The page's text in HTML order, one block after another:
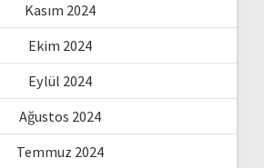
Kasım 2024
Ekim 2024
Eylül 2024
Ağustos 2024
Temmuz 2024